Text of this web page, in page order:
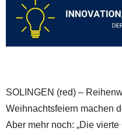
SOLINGEN (red) –
Weihnachtsfeiern machen
Aber mehr noch: „Die